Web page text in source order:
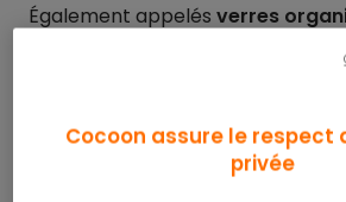
Également appelés verres
la conception des verres de
Leurs indices de réfraction sont
les verres minéraux, ils sont donc
Cocoon assure le respect
privée